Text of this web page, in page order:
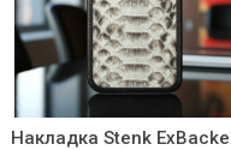
Накладка Stenk